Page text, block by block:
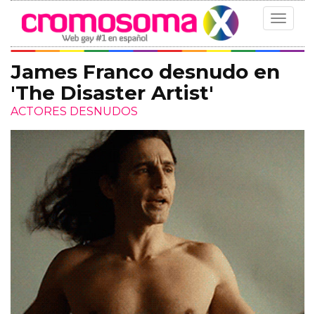
Toggle
James Franco desnudo en
'The Disaster Artist'
ACTORES DESNUDOS